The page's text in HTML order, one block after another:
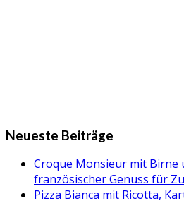
Neueste Beiträge
Croque Monsieur mit Birne
französischer Genuss für
Pizza Bianca mit Ricotta,